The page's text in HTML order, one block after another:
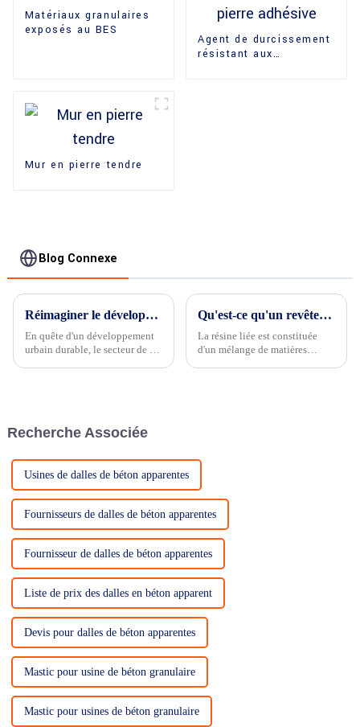
Matériaux granulaires
exposés au BES
Agent de durcissement
résistant aux
Mur en pierre tendre
Blog Connexe
Réimaginer le développement urbain durable avec du béton perméable à granulats apparents
En quête d'un développement
urbain durable, le secteur de la
structure poreuse…
Qu'est-ce qu'un revêtement en résine ? Durée de vie d'une allée en résine.
La résine liée est constituée
d'un mélange de matières
Recherche Associée
Usines de dalles de béton apparentes
Fournisseurs de dalles de béton apparentes
Fournisseur de dalles de béton apparentes
Liste de prix des dalles en béton apparent
Devis pour dalles de béton apparentes
Mastic pour usine de béton granulaire
Mastic pour usines de béton granulaire